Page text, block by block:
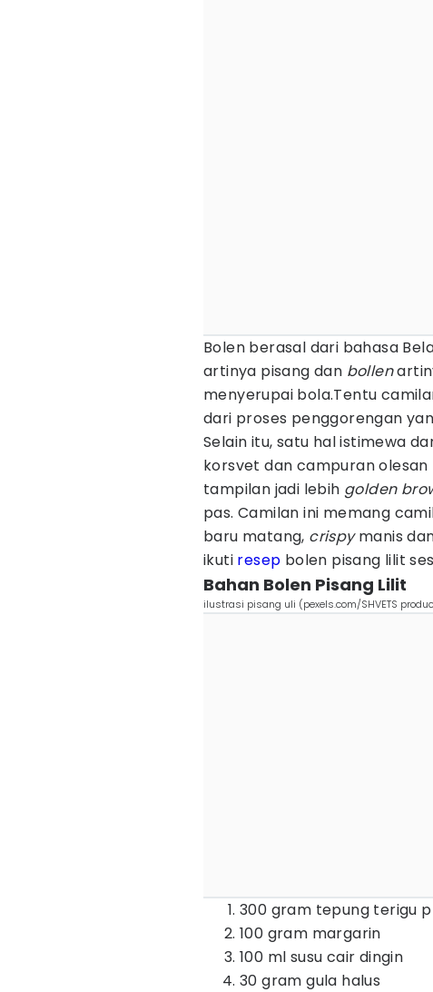
Bolen berasal dari bahasa
artinya pisang dan bollen
menyerupai bola.Tentu
dari proses penggorengan
Selain itu, satu hal istimewa
korsvet dan campuran olesan
tampilan jadi lebih golden
pas. Camilan ini memang
baru matang, crispymanis
ikuti resep bolen pisang lilit
Bahan Bolen Pisang Lilit
ilustrasi pisang uli (pexels.com/SHVETS
300 gram tepung terigu
100 gram margarin
100 ml susu cair dingin
30 gram gula halus